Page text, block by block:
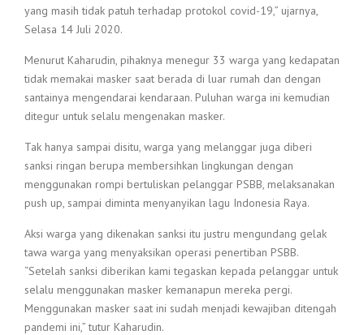
yang masih tidak patuh terhadap protokol covid-19,” ujarnya,
Selasa 14 Juli 2020.
Menurut Kaharudin, pihaknya menegur 33 warga yang kedapatan
tidak memakai masker saat berada di luar rumah dan dengan
santainya mengendarai kendaraan. Puluhan warga ini kemudian
ditegur untuk selalu mengenakan masker.
Tak hanya sampai disitu, warga yang melanggar juga diberi
sanksi ringan berupa membersihkan lingkungan dengan
menggunakan rompi bertuliskan pelanggar PSBB, melaksanakan
push up, sampai diminta menyanyikan lagu Indonesia Raya.
Aksi warga yang dikenakan sanksi itu justru mengundang gelak
tawa warga yang menyaksikan operasi penertiban PSBB.
“Setelah sanksi diberikan kami tegaskan kepada pelanggar untuk
selalu menggunakan masker kemanapun mereka pergi.
Menggunakan masker saat ini sudah menjadi kewajiban ditengah
pandemi ini,” tutur Kaharudin.